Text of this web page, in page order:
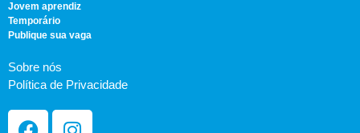
Jovem aprendiz
Temporário
Publique sua vaga
Sobre nós
Política de Privacidade